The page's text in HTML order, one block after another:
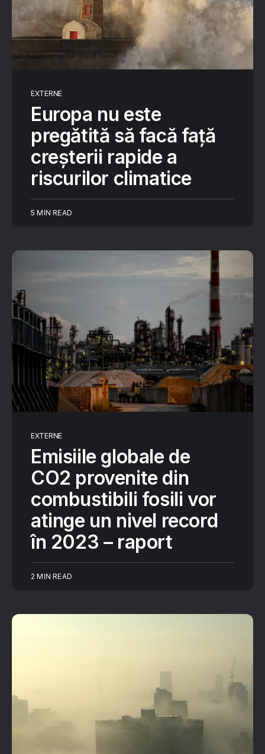
EXTERNE
Europa nu este
pregătită să facă față
creșterii rapide a
riscurilor climatice
5 MIN READ
EXTERNE
Emisiile globale de
CO2 provenite din
combustibili fosili vor
atinge un nivel record
în 2023 – raport
2 MIN READ